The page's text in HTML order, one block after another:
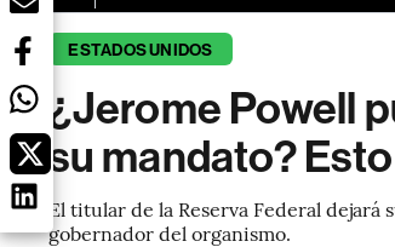
ESTADOS UNIDOS
¿Jerome Powell
su mandato?
El titular de la Reserva Federal
gobernador del organismo.